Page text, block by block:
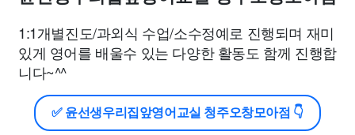
1:1개별진도/과외식 수업/소수정예로 진행되며 재미
있게 영어를 배울수 있는 다양한 활동도 함께 진행합
니다~^^
✅ 윤선생우리집앞영어교실 청주오창모아점 👇